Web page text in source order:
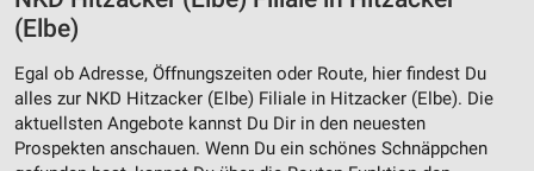
(Elbe)
Egal ob Adresse, Öffnungszeiten oder Route, hier findest Du
alles zur NKD Hitzacker (Elbe) Filiale in Hitzacker (Elbe). Die
aktuellsten Angebote kannst Du Dir in den neuesten
Prospekten anschauen. Wenn Du ein schönes Schnäppchen